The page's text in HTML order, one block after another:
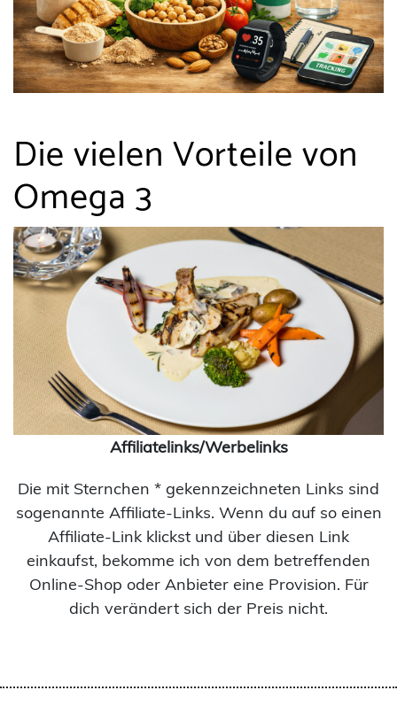
Die vielen Vorteile von
Omega 3
Affiliatelinks/Werbelinks
Die mit Sternchen * gekennzeichneten Links sind
sogenannte Affiliate-Links. Wenn du auf so einen
Affiliate-Link klickst und über diesen Link
einkaufst, bekomme ich von dem betreffenden
Online-Shop oder Anbieter eine Provision. Für
dich verändert sich der Preis nicht.